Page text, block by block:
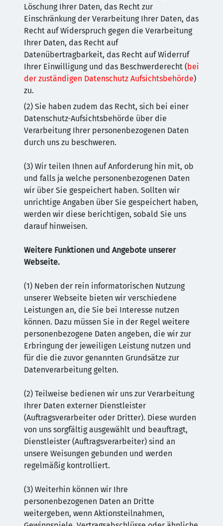
Löschung Ihrer Daten, das Recht zur
Einschränkung der Verarbeitung Ihrer Daten, das
Recht auf Widerspruch gegen die Verarbeitung
Ihrer Daten, das Recht auf
Datenübertragbarkeit, das Recht auf Widerruf
Ihrer Einwilligung und das Beschwerderecht (bei
der zuständigen Datenschutz Aufsichtsbehörde)
zu.
(2) Sie haben zudem das Recht, sich bei einer
Datenschutz-Aufsichtsbehörde über die
Verarbeitung Ihrer personenbezogenen Daten
durch uns zu beschweren.
(3) Wir teilen Ihnen auf Anforderung hin mit, ob
und falls ja welche personenbezogenen Daten
wir über Sie gespeichert haben. Sollten wir
unrichtige Angaben über Sie gespeichert haben,
werden wir diese berichtigen, sobald Sie uns
darauf hinweisen.
Weitere Funktionen und Angebote unserer
Webseite.
(1) Neben der rein informatorischen Nutzung
unserer Webseite bieten wir verschiedene
Leistungen an, die Sie bei Interesse nutzen
können. Dazu müssen Sie in der Regel weitere
personenbezogene Daten angeben, die wir zur
Erbringung der jeweiligen Leistung nutzen und
für die die zuvor genannten Grundsätze zur
Datenverarbeitung gelten.
(2) Teilweise bedienen wir uns zur Verarbeitung
Ihrer Daten externer Dienstleister
(Auftragsverarbeiter oder Dritter). Diese wurden
von uns sorgfältig ausgewählt und beauftragt,
Dienstleister (Auftragsverarbeiter) sind an
unsere Weisungen gebunden und werden
regelmäßig kontrolliert.
(3) Weiterhin können wir Ihre
personenbezogenen Daten an Dritte
weitergeben, wenn Aktionsteilnahmen,